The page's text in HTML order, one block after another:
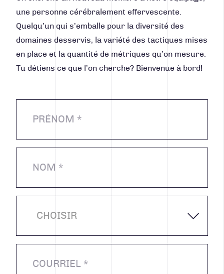
POSTULER
une personne cérébralement effervescente.
Quelqu’un qui s’emballe pour la diversité des
domaines desservis, la variété des tactiques mises
en place et la quantité de métriques qu’on mesure.
Tu détiens ce que l’on cherche? Bienvenue à bord!
CHOISIR